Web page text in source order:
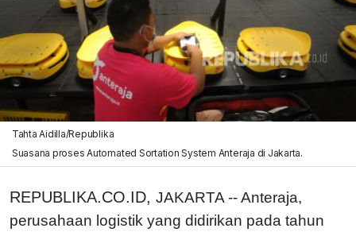
Tahta Aidilla/Republika
Suasana proses Automated Sortation System Anteraja di Jakarta.
REPUBLIKA.CO.ID, JAKARTA -- Anteraja,
perusahaan logistik yang didirikan pada tahun